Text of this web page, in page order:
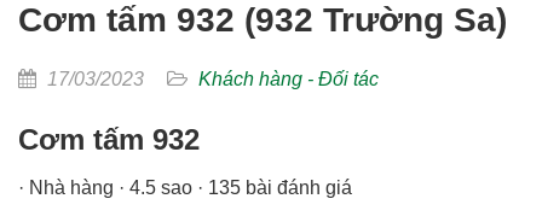
Cơm tấm 932 (932 Trường Sa)
17/03/2023 Khách hàng - Đối tác
Cơm tấm 932
· Nhà hàng · 4.5 sao · 135 bài đánh giá